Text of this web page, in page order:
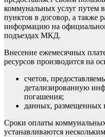
коммунальных услуг путем
пунктов в договор, а также
информацию на
подъездах МКД.
Внесение ежемесячных
ресурсов производится на
счетов,
детализированную
погашения;
данных, размещенных
Сроки оплаты
устанавливаются